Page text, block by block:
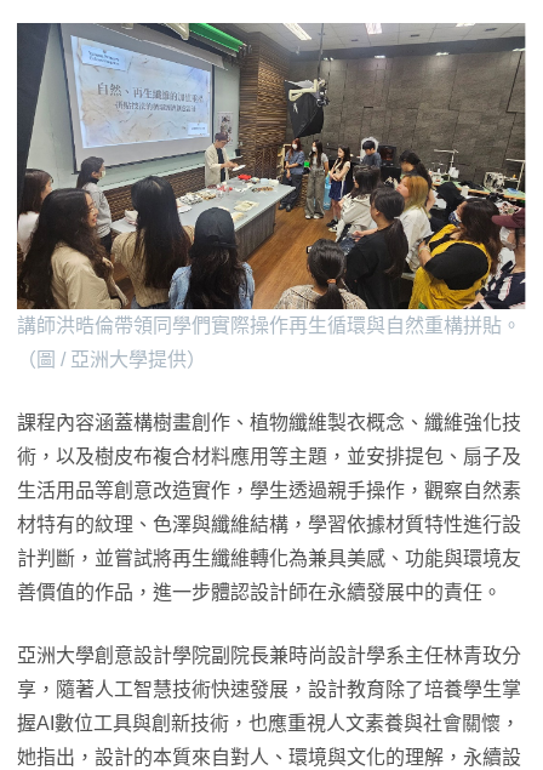
講師洪晧倫帶領同學們實際操作再生循環與自然重構拼貼。
（圖 / 亞洲大學提供）
課程內容涵蓋構樹畫創作、植物纖維製衣概念、纖維強化技
術，以及樹皮布複合材料應用等主題，並安排提包、扇子及
生活用品等創意改造實作，學生透過親手操作，觀察自然素
材特有的紋理、色澤與纖維結構，學習依據材質特性進行設
計判斷，並嘗試將再生纖維轉化為兼具美感、功能與環境友
善價值的作品，進一步體認設計師在永續發展中的責任。
亞洲大學創意設計學院副院長兼時尚設計學系主任林青玫分
享，隨著人工智慧技術快速發展，設計教育除了培養學生掌
握AI數位工具與創新技術，也應重視人文素養與社會關懷，
她指出，設計的本質來自對人、環境與文化的理解，永續設